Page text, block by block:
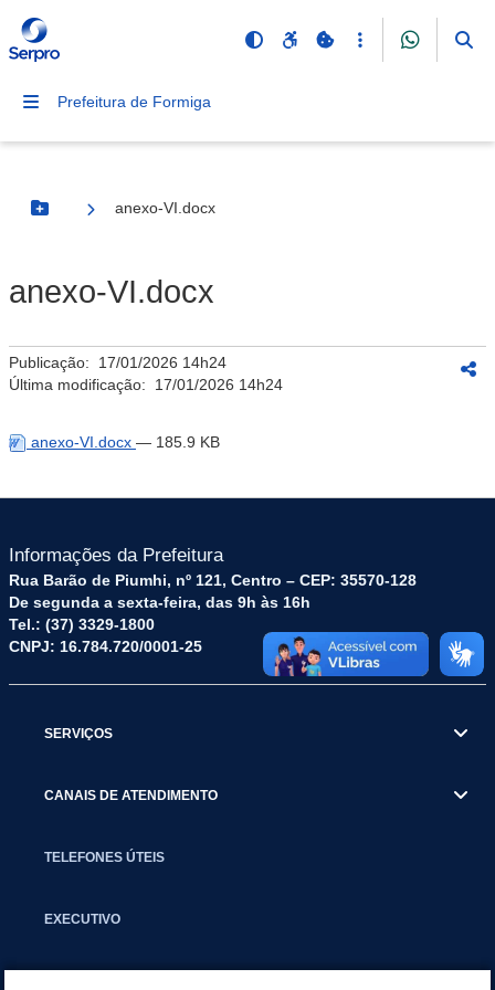
Prefeitura de Formiga
Botão Menu
anexo-VI.docx
anexo-VI.docx
Publicação: 17/01/2026 14h24
Última modificação: 17/01/2026 14h24
anexo-VI.docx — 185.9 KB
Informações da Prefeitura
Rua Barão de Piumhi, nº 121, Centro – CEP: 35570-128
De segunda a sexta-feira, das 9h às 16h
Tel.: (37) 3329-1800
CNPJ: 16.784.720/0001-25
SERVIÇOS
CANAIS DE ATENDIMENTO
TELEFONES ÚTEIS
EXECUTIVO